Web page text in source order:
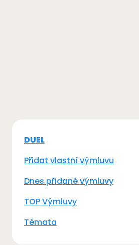
DUEL
Přidat vlastní výmluvu
Dnes přidané výmluvy
TOP Výmluvy
Témata